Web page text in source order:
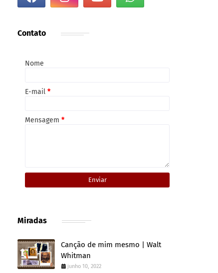
Contato
Nome
E-mail *
Mensagem *
Miradas
Canção de mim mesmo | Walt
Whitman
junho 10, 2022